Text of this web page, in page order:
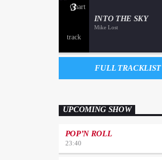
3
INTO THE SKY
Mike Lost
FULL TRACKLIST
UPCOMING SHOW
POP’N ROLL
23:40